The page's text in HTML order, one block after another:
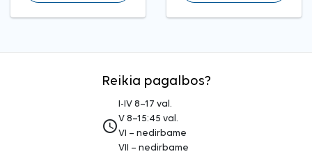
Reikia pagalbos?
access_time
I-IV 8–17 val.
V 8–15:45 val.
VI – nedirbame
VII – nedirbame